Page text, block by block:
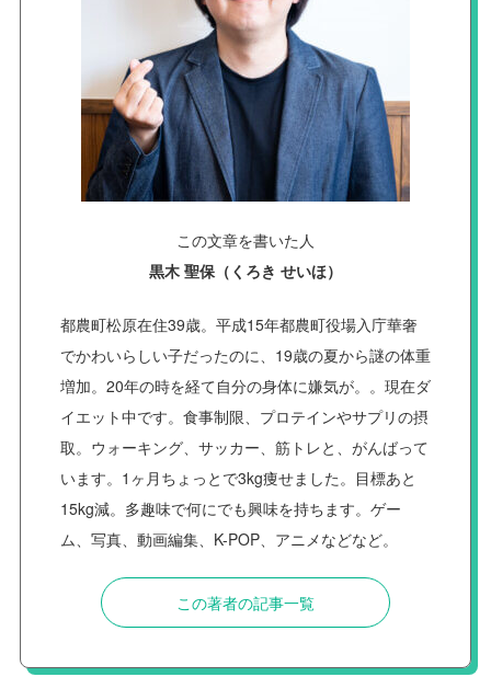
この文章を書いた人
黒木 聖保（くろき せいほ）
都農町松原在住39歳。平成15年都農町役場入庁華奢
でかわいらしい子だったのに、19歳の夏から謎の体重
増加。20年の時を経て自分の身体に嫌気が。。現在ダ
イエット中です。食事制限、プロテインやサプリの摂
取。ウォーキング、サッカー、筋トレと、がんばって
います。1ヶ月ちょっとで3kg痩せました。目標あと
15kg減。多趣味で何にでも興味を持ちます。ゲー
ム、写真、動画編集、K-POP、アニメなどなど。
この著者の記事一覧